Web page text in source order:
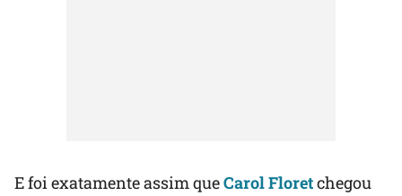
E foi exatamente assim queCarol Floretchegou